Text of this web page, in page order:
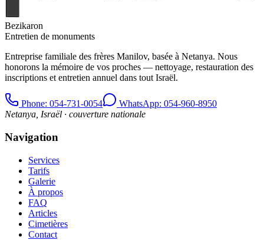
Bezikaron
Entretien de monuments
Entreprise familiale des frères Manilov, basée à Netanya. Nous
honorons la mémoire de vos proches — nettoyage, restauration des
inscriptions et entretien annuel dans tout Israël.
Phone: 054-731-0054
WhatsApp: 054-960-8950
Netanya, Israël · couverture nationale
Navigation
Services
Tarifs
Galerie
À propos
FAQ
Articles
Cimetières
Contact